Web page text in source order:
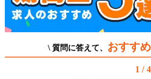
\ 質問に答えて、 おすす
1 / 4